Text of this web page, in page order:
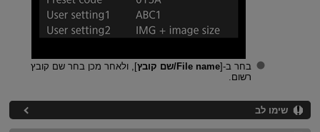
בחר ב-[File name/שם קובץ
], ולאחר מכן בחר שם קובץ
רשום.
שימו לב